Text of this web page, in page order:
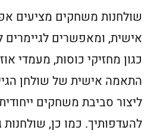
שולחנות משחקים מציעים
אישית, ומאפשרים לגיימרים
התאמה אישית של שולחן
ליצור סביבת משחקים
להעדפותיך. כמו כן, שולחנות